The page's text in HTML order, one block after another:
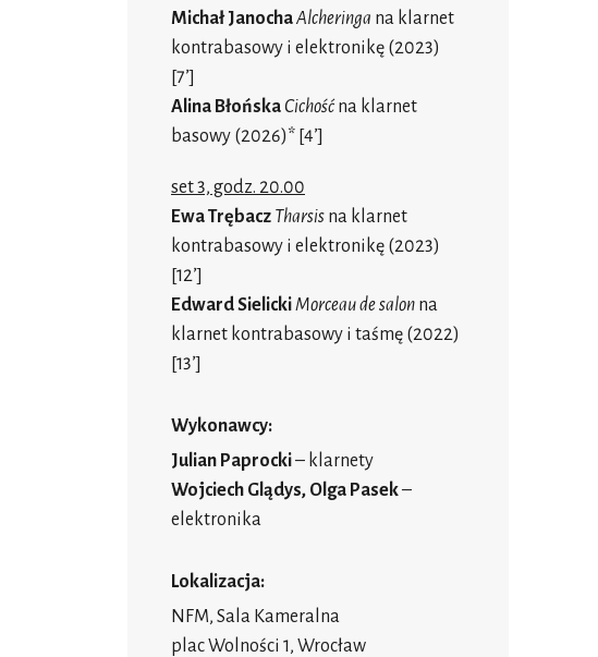
Michał JanochaAlcheringa na klarnet
kontrabasowy i elektronikę (2023)
[7’]
Alina BłońskaCichośćna klarnet
basowy (2026)* [4’]
set 3, godz. 20.00
Ewa Trębacz Tharsis na klarnet
kontrabasowy i elektronikę (2023)
[12’]
Edward SielickiMorceau de salon na
klarnet kontrabasowy i taśmę (2022)
[13’]
Wykonawcy:
Julian Paprocki– klarnety
Wojciech Glądys, Olga Pasek–
elektronika
Lokalizacja:
NFM, Sala Kameralna
plac Wolności 1, Wrocław